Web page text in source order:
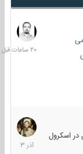
20
ساعات
قبل
اسکرول
7
آذر
1403